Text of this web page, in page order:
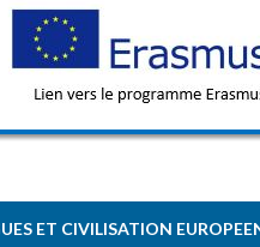
ET CIVILISATION